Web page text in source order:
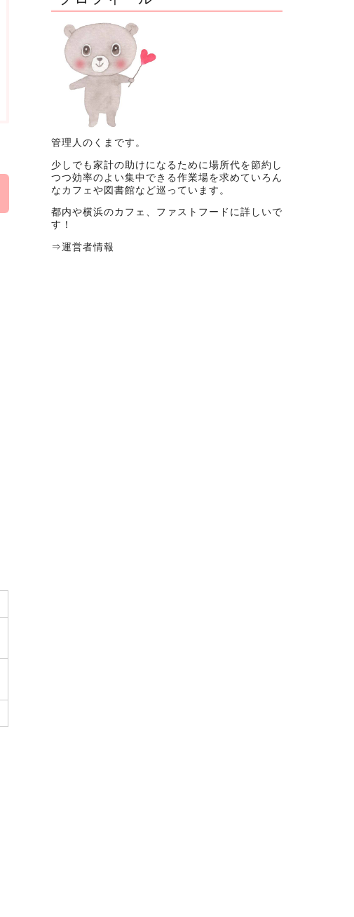
管理人のくまです。
少しでも家計の助けになるために場所代を節約し
つつ効率のよい集中できる作業場を求めていろん
なカフェや図書館など巡っています。
都内や横浜のカフェ、ファストフードに詳しいで
す！
⇒運営者情報